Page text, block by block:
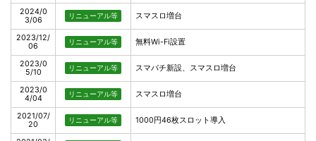
2024/0
3/06
リニューアル等 スマスロ増台
2023/12/
06
リニューアル等 無料Wi-Fi設置
2023/0
5/10
リニューアル等 スマパチ新設、スマスロ増台
2023/0
4/04
リニューアル等 スマスロ増台
2021/07/
20
リニューアル等 1000円46枚スロット導入